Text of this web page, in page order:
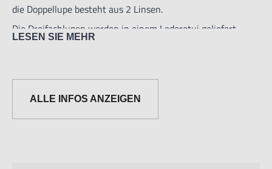
die Doppellupe besteht aus 2 Linsen.
Die Dreifachlupen werden in einem Lederetui geliefert.
LESEN SIE MEHR
ALLE INFOS ANZEIGEN